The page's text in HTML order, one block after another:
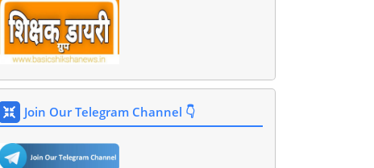
Join Our Telegram Channel 👇